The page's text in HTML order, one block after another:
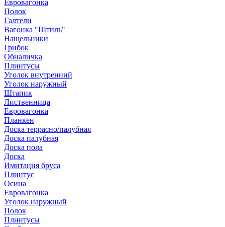
Евровагонка
Полок
Галтели
Вагонка "Штиль"
Нащельники
Грибок
Обналичка
Плинтусы
Уголок внутренний
Уголок наружный
Штапик
Лиственница
Евровагонка
Планкен
Доска террасно/палубная
Доска палубная
Доска пола
Доска
Имитация бруса
Плинтус
Осина
Евровагонка
Уголок наружный
Полок
Плинтусы